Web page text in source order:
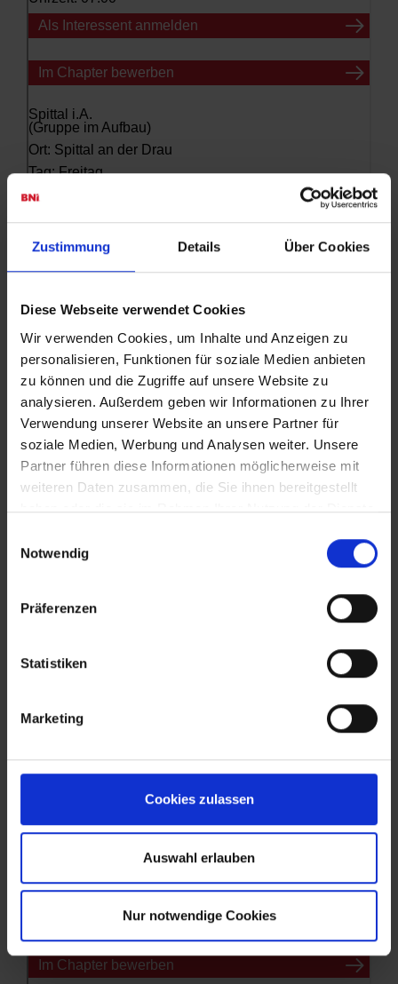
Zustimmung Details Über Cookies
Diese Webseite verwendet Cookies
Wir verwenden Cookies, um Inhalte und Anzeigen zu
personalisieren, Funktionen für soziale Medien anbieten
zu können und die Zugriffe auf unsere Website zu
analysieren. Außerdem geben wir Informationen zu Ihrer
Verwendung unserer Website an unsere Partner für
soziale Medien, Werbung und Analysen weiter. Unsere
Partner führen diese Informationen möglicherweise mit
weiteren Daten zusammen, die Sie ihnen bereitgestellt
haben oder die sie im Rahmen Ihrer Nutzung der Dienste
Notwendig
Präferenzen
Statistiken
Marketing
Cookies zulassen
Auswahl erlauben
Nur notwendige Cookies